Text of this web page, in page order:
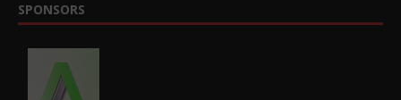
SPONSORS